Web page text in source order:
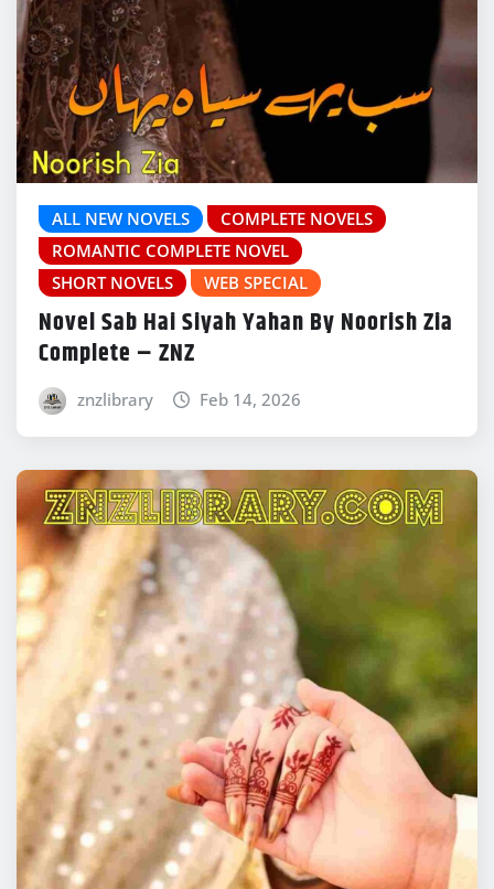
ALL NEW NOVELS
COMPLETE NOVELS
ROMANTIC COMPLETE NOVEL
SHORT NOVELS
WEB SPECIAL
Novel Sab Hai Siyah Yahan By Noorish Zia
Complete – ZNZ
znzlibrary Feb 14, 2026